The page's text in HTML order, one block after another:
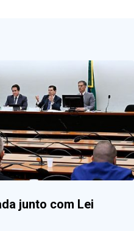
junto com Lei